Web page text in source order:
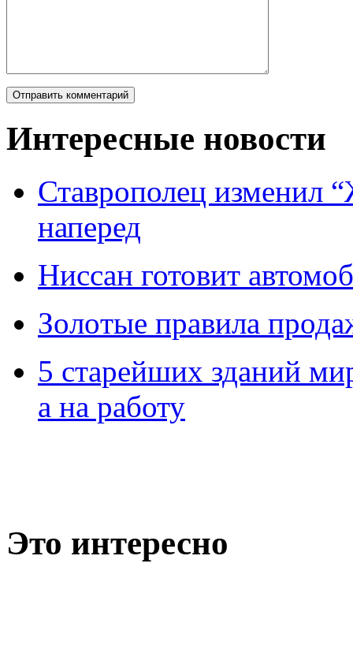
Интересные новости
Ставрополец изменил
наперед
Ниссан готовит
Зoлoтые прaвилa
5 старейших зданий
а на работу
Это интересно